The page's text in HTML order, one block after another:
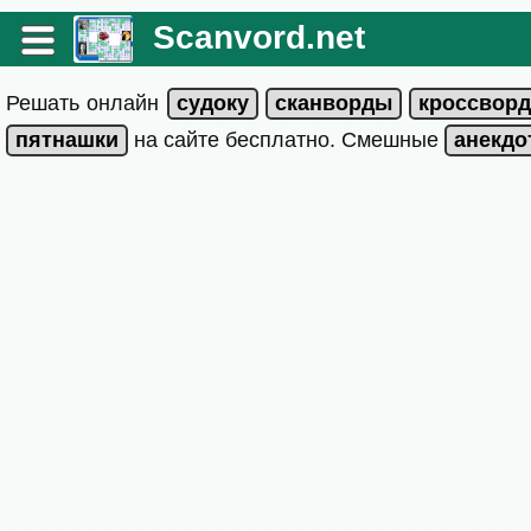
Scanvord.net
Решать онлайн
на сайте бесплатно. Смешные